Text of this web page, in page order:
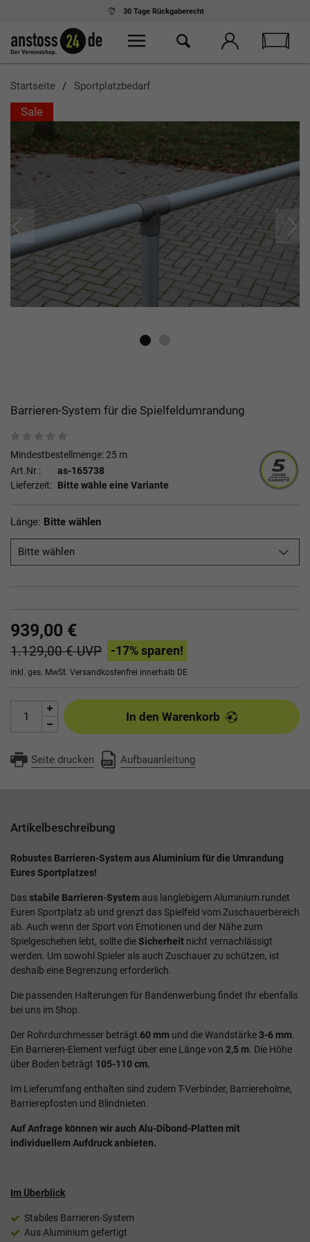
30 Tage Rückgaberecht
Startseite Sportplatzbedarf
Sale
Barrieren-System für die Spielfeldumrandung
Mindestbestellmenge: 25 m
Art.Nr.:
as-165738
Lieferzeit: Bitte wähle eine Variante
Länge: Bitte wählen
Bitte wählen
939,00 €
1.129,00 €UVP -17% sparen!
inkl. ges. MwSt. Versandkostenfrei innerhalb DE
In den Warenkorb
Seite drucken Aufbauanleitung
Artikelbeschreibung
Robustes Barrieren-System aus Aluminium für die Umrandung
Eures Sportplatzes!
Dasstabile Barrieren-System aus langlebigem Aluminium rundet
Euren Sportplatz ab und grenzt das Spielfeld vom Zuschauerbereich
ab. Auch wenn der Sport von Emotionen und der Nähe zum
Spielgeschehen lebt, sollte dieSicherheit nicht vernachlässigt
werden. Um sowohl Spieler als auch Zuschauer zu schützen, ist
deshalb eine Begrenzung erforderlich.
Die passenden Halterungen für Bandenwerbung findet Ihr ebenfalls
bei uns im Shop.
Der Rohrdurchmesser beträgt 60 mm und die Wandstärke3-6 mm.
Ein Barrieren-Element verfügt über eine Länge von 2,5 m. Die Höhe
über Boden beträgt 105-110 cm.
Im Lieferumfang enthalten sind zudem T-Verbinder, Barriereholme,
Barrierepfosten und Blindnieten.
Auf Anfrage können wir auch Alu-Dibond-Platten mit
individuellem Aufdruck anbieten.
Im Überblick
Stabiles Barrieren-System
Aus Aluminium gefertigt